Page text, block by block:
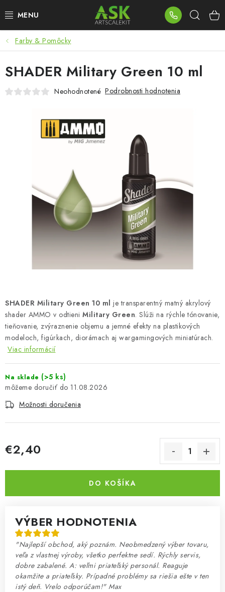
na
BLOG
SUMMER DAYS
WARHAMMER
ASK PRODUKTY
PLASTOVÉ MODELY
PRÍSLUŠENSTVO
FARBY & POMÔCKY
VOUCHERS
PREDÁVANÉ ZNAČKY
Podmienky a pravidlá
Postup pri podávaní sťažností
Prevodník modelárskych farieb
FAQ
Výstavy 2026
Farby & Pomôcky
SHADER Military Green 10 ml je transparentný matný akrylový
shader AMMO v odtieni Military Green. Slúži na rýchle tónovanie,
tieňovanie, zvýraznenie objemu a jemné efekty na plastikových
modeloch, figúrkach, diorámach aj wargamingových miniatúrach.
Viac informácií
Na sklade (>5 ks)
11.08.2026
Možnosti doručenia
€2,40
DO KOŠÍKA
VÝBER HODNOTENIA
"Najlepší obchod, aký poznám. Neobmedzený výber tovaru,
veľa z vlastnej výroby, všetko perfektne sedí. Rýchly servis,
dobre zabalené. A: veľmi priateľský personál. Reaguje
okamžite a priateľsky. Prípadné problémy sa riešia ešte v ten
istý deň. Vrelo odporúčam!" Max
SHADER Military Green 10 ml
Neohodnotené Podrobnosti hodnotenia